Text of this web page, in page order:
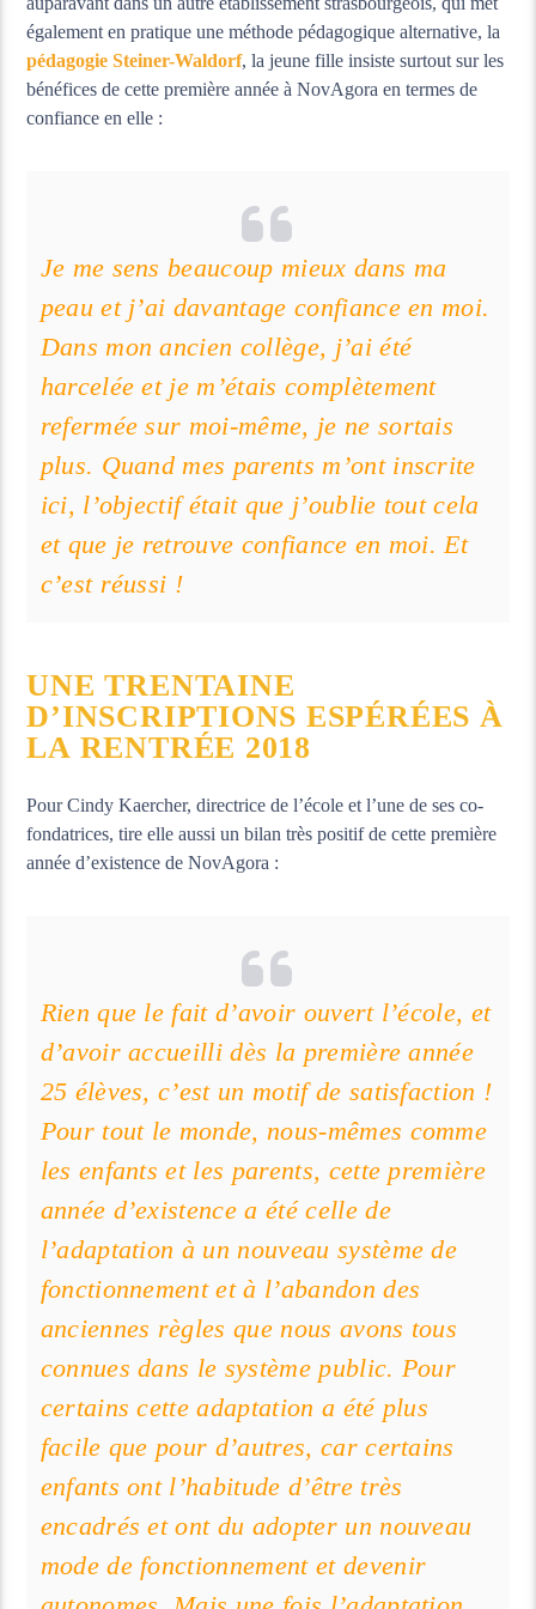
également en pratique une méthode pédagogique alternative, la
pédagogie Steiner-Waldorf, la jeune fille insiste surtout sur les
bénéfices de cette première année à NovAgora en termes de
confiance en elle :
Je me sens beaucoup mieux dans ma
peau et j’ai davantage confiance en moi.
Dans mon ancien collège, j’ai été
harcelée et je m’étais complètement
refermée sur moi-même, je ne sortais
plus. Quand mes parents m’ont inscrite
ici, l’objectif était que j’oublie tout cela
et que je retrouve confiance en moi. Et
c’est réussi !
UNE TRENTAINE
D’INSCRIPTIONS ESPÉRÉES À
LA RENTRÉE 2018
Pour Cindy Kaercher, directrice de l’école et l’une de ses co-
fondatrices, tire elle aussi un bilan très positif de cette première
année d’existence de NovAgora :
Rien que le fait d’avoir ouvert l’école, et
d’avoir accueilli dès la première année
25 élèves, c’est un motif de satisfaction !
Pour tout le monde, nous-mêmes comme
les enfants et les parents, cette première
année d’existence a été celle de
l’adaptation à un nouveau système de
fonctionnement et à l’abandon des
anciennes règles que nous avons tous
connues dans le système public. Pour
certains cette adaptation a été plus
facile que pour d’autres, car certains
enfants ont l’habitude d’être très
encadrés et ont du adopter un nouveau
mode de fonctionnement et devenir